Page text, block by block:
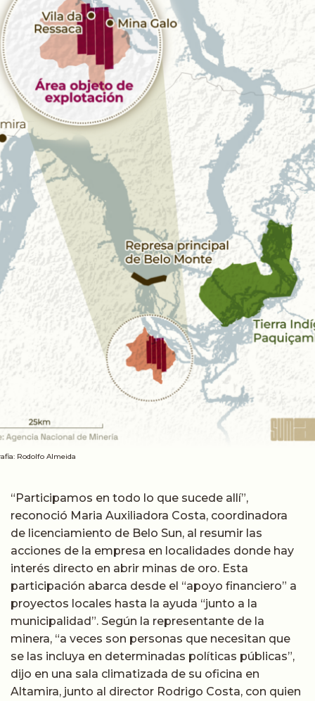
Rodolfo Almeida
“Participamos en todo lo que sucede allí”,
reconoció Maria Auxiliadora Costa, coordinadora
de licenciamiento de Belo Sun, al resumir las
acciones de la empresa en localidades donde hay
interés directo en abrir minas de oro. Esta
participación abarca desde el “apoyo financiero” a
proyectos locales hasta la ayuda “junto a la
municipalidad”. Según la representante de la
minera, “a veces son personas que necesitan que
se las incluya en determinadas políticas públicas”,
dijo en una sala climatizada de su oficina en
Altamira, junto al director Rodrigo Costa, con quien